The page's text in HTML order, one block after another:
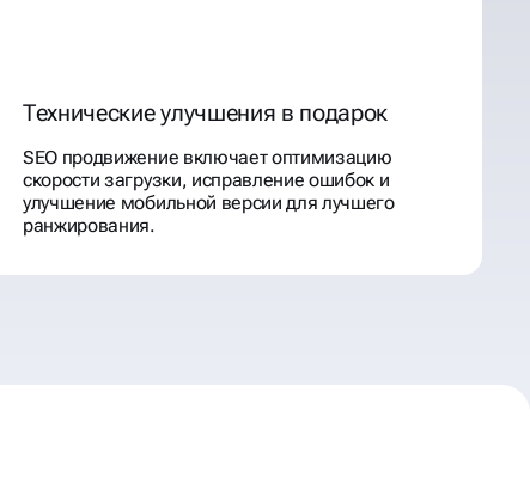
Технические улучшения в подарок
SEO продвижение включает оптимизацию
скорости загрузки, исправление ошибок и
улучшение мобильной версии для лучшего
ранжирования.